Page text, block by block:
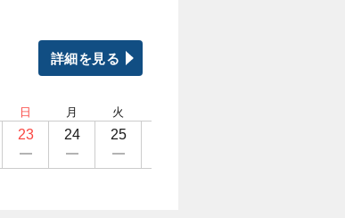
詳細を見る
日
23
月
24
火
25